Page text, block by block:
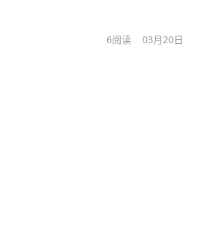
6阅读 03月20日